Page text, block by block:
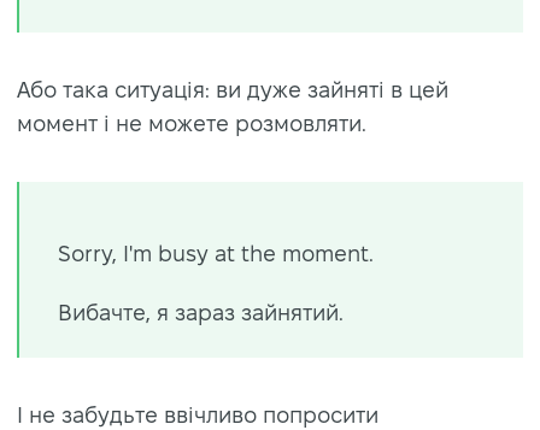
Або така ситуація: ви дуже зайняті в цей
момент і не можете розмовляти.
Sorry, I'm busy at the moment.
Вибачте, я зараз зайнятий.
І не забудьте ввічливо попросити